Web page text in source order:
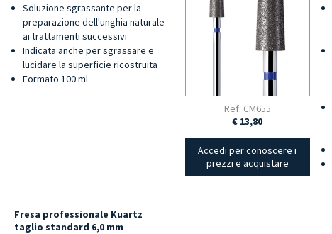
Soluzione sgrassante per la
preparazione dell'unghia naturale
ai trattamenti successivi
Indicata anche per sgrassare e
lucidare la superficie ricostruita
Formato 100 ml
Ref: CM655
€ 13,80
Accedi per conoscere i
prezzi e acquistare
Fresa professionale Kuartz
taglio standard 6,0 mm